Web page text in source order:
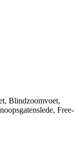
Blindzoomvoet,
Free-